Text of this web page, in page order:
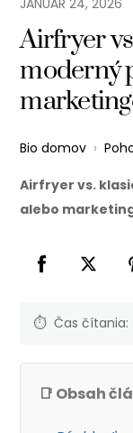
Airfryer
moderný
Bio domov ›
Airfryer vs.
alebo
⏱️ Čas čítania:
📑 Obsah